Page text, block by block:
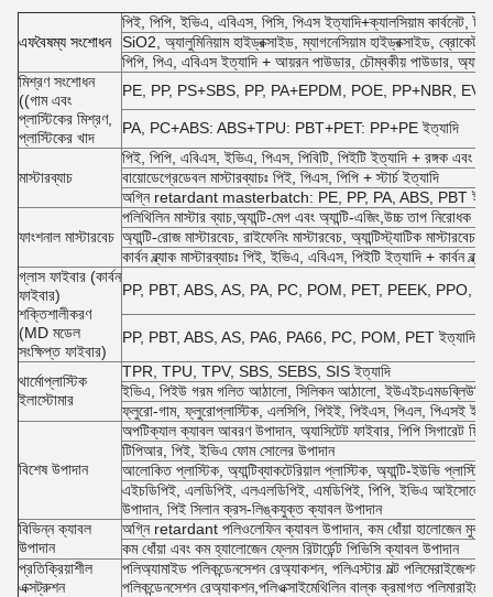
এফবৈষম্য সংশোধন
পিই, পিপি, ইভিএ, এবিএস, পিসি, পিএস ইত্যাদি+ক্যালসিয়াম কার্বনেট,
SiO2, অ্যালুমিনিয়াম হাইড্রক্সাইড, ম্যাগনেসিয়াম হাইড্রক্সাইড, ব্রোকেট
পিপি, পিএ, এবিএস ইত্যাদি + আয়রন পাউডার, চৌম্বকীয় পাউডার,
মিশ্রণ সংশোধন
((গাম এবং
প্লাস্টিকের মিশ্রণ,
প্লাস্টিকের খাদ
PE, PP, PS+SBS, PP, PA+EPDM, POE, PP+NBR, EVA +
PA, PC+ABS: ABS+TPU: PBT+PET: PP+PE ইত্যাদি
মাস্টারব্যাচ
পিই, পিপি, এবিএস, ইভিএ, পিএস, পিবিটি, পিইটি ইত্যাদি + রঙ্গক এবং
বায়োডেগ্রেডেবল মাস্টারব্যাচঃ পিই, পিএস, পিপি + স্টার্চ ইত্যাদি
অগ্নি retardant masterbatch: PE, PP, PA, ABS, PBT
ফাংশনাল মাস্টারবেচ
পলিথিলিন মাস্টার ব্যাচ,অ্যান্টি-মেগ এবং অ্যান্টি-এজিং,উচ্চ তাপ নিরোধক
অ্যান্টি-রোজ মাস্টারবেচ, রাইফেনিং মাস্টারবেচ, অ্যান্টিস্ট্যাটিক মাস্টারবেচ,
কার্বন ব্ল্যাক মাস্টারব্যাচঃ পিই, ইভিএ, এবিএস, পিইটি ইত্যাদি + কার্বন ব্ল্যাক
গ্লাস ফাইবার (কার্বন
ফাইবার)
শক্তিশালীকরণ
(MD মডেল
সংক্ষিপ্ত ফাইবার)
PP, PBT, ABS, AS, PA, PC, POM, PET, PEEK, PPO, PES
PP, PBT, ABS, AS, PA6, PA66, PC, POM, PET ইত্যাদি + দীর্ঘ
থার্মোপ্লাস্টিক
ইলাস্টোমার
TPR, TPU, TPV, SBS, SEBS, SIS ইত্যাদি
ইভিএ, পিইউ গরম গলিত আঠালো, সিলিকন আঠালো, ইউএইচএমডব্লিউপিই
ফ্লুরো-গাম, ফ্লুরোপ্লাস্টিক, এলসিপি, পিইই, পিইএস, পিএল, পিএসই
বিশেষ উপাদান
অপটিক্যাল ক্যাবল আবরণ উপাদান, অ্যাসিটেট ফাইবার, পিপি সিগারেট
টিপিআর, পিই, ইভিএ ফোম সোলের উপাদান
আলোকিত প্লাস্টিক, অ্যান্টিব্যাকটেরিয়াল প্লাস্টিক, অ্যান্টি-ইউভি
এইচডিপিই, এলডিপিই, এলএলডিপিই, এমডিপিই, পিপি, ইভিএ
উপাদান, পিই সিলান ক্রস-লিঙ্কযুক্ত ক্যাবল উপাদান
বিভিন্ন ক্যাবল
উপাদান
অগ্নি retardant পলিওলেফিন ক্যাবল উপাদান, কম ধোঁয়া হালোজেন
কম ধোঁয়া এবং কম হ্যালোজেন ফ্লেম রিটার্ডেন্ট পিভিসি ক্যাবল উপাদান
প্রতিক্রিয়াশীল
এক্সট্রুশন
পলিঅ্যামাইড পলিকন্ডেনসেশন রেঅ্যাকশন, পলিএস্টার মল্ট পলিমেরাইজেশন
পলিকন্ডেনসেশন রেঅ্যাকশন,পলিওক্সাইমেথিলিন বাল্ক ক্রমাগত